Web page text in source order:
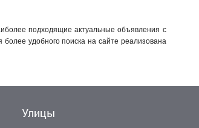
подходящие актуальные объявления с
удобного поиска на сайте реализована
Улицы